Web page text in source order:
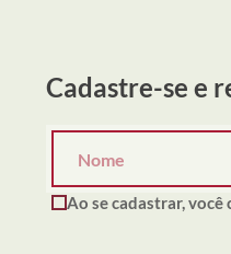
Cadastre-se e
Ao se cadastrar, você